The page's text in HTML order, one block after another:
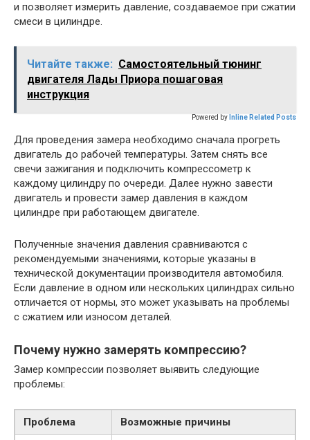
и позволяет измерить давление, создаваемое при сжатии
смеси в цилиндре.
Читайте также: Самостоятельный тюнинг
двигателя Лады Приора пошаговая
инструкция
Powered by Inline Related Posts
Для проведения замера необходимо сначала прогреть
двигатель до рабочей температуры. Затем снять все
свечи зажигания и подключить компрессометр к
каждому цилиндру по очереди. Далее нужно завести
двигатель и провести замер давления в каждом
цилиндре при работающем двигателе.
Полученные значения давления сравниваются с
рекомендуемыми значениями, которые указаны в
технической документации производителя автомобиля.
Если давление в одном или нескольких цилиндрах сильно
отличается от нормы, это может указывать на проблемы
с сжатием или износом деталей.
Почему нужно замерять компрессию?
Замер компрессии позволяет выявить следующие
проблемы:
Проблема Возможные причины